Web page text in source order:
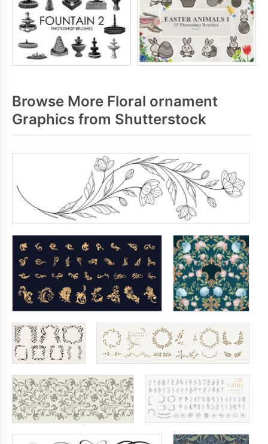
Browse More Floral ornament
Graphics from Shutterstock